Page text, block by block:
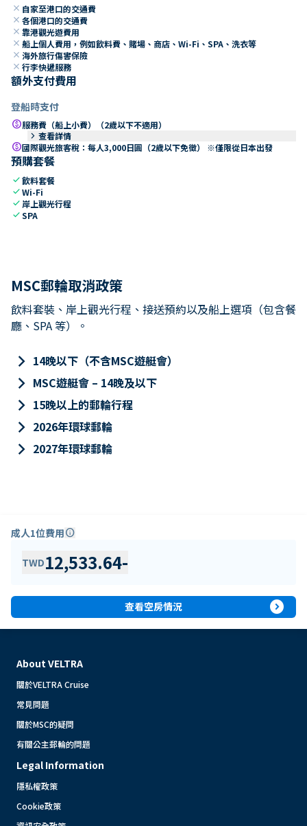
close 自家至港口的交通費
close 各個港口的交通費
close 靠港觀光遊費用
close 船上個人費用，例如飲料費、賭場、商店、Wi-Fi、SPA、洗衣等
close 海外旅行傷害保險
close 行李快遞服務
額外支付費用
登船時支付
paid服務費（船上小費）（2歲以下不適用）
keyboard_arrow_right 查看詳情
paid國際觀光旅客稅：每人3,000日圓（2歲以下免徵） ※僅限從日本出發
預購套餐
check飲料套餐
checkWi-Fi
check 岸上觀光行程
checkSPA
MSC郵輪取消政策
飲料套裝、岸上觀光行程、接送預約以及船上選項（包含餐
廳、SPA 等）。
keyboard_arrow_right 14晚以下（不含MSC遊艇會）
keyboard_arrow_right MSC遊艇會 – 14晚及以下
keyboard_arrow_right 15晚以上的郵輪行程
keyboard_arrow_right 2026年環球郵輪
keyboard_arrow_right 2027年環球郵輪
成人1位費用info
TWD12,533.64-
查看空房情況 expand_circle_right
About VELTRA
關於VELTRA Cruise
常見問題
關於MSC的疑問
有關公主郵輪的問題
Legal Information
隱私權政策
Cookie政策